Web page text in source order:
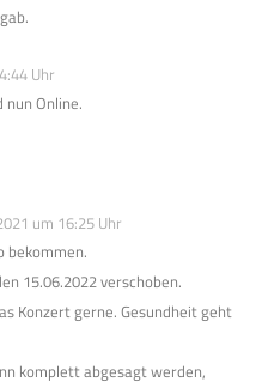
Uhr
nun Online.
um 16:25 Uhr
bekommen.
15.06.2022 verschoben.
Konzert gerne. Gesundheit geht
komplett abgesagt werden,